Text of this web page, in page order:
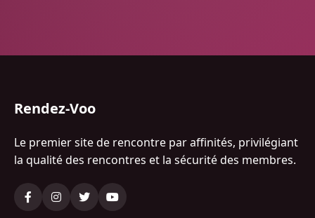
Rendez-Voo
Le premier site de rencontre par affinités, privilégiant
la qualité des rencontres et la sécurité des membres.